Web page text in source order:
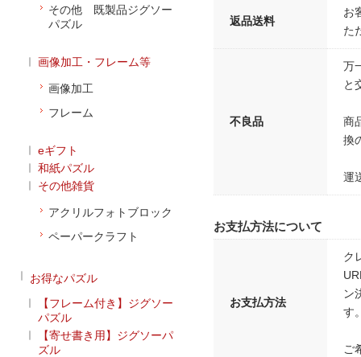
返品送料
お
た
不良品
万
と
商
換
運
お支払方法について
お支払方法
ク
ン
す
ご
その他 既製品ジグソー
パズル
画像加工・フレーム等
画像加工
フレーム
eギフト
和紙パズル
その他雑貨
アクリルフォトブロック
ペーパークラフト
お得なパズル
【フレーム付き】ジグソー
パズル
【寄せ書き用】ジグソーパ
ズル